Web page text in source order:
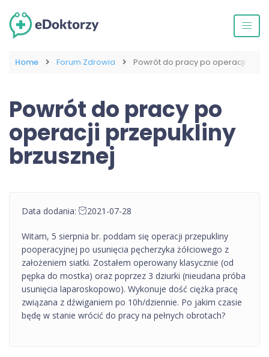
Home Forum Zdrowia Powrót do pracy po operacji
Powrót do pracy po
operacji przepukliny
brzusznej
Data dodania: 2021-07-28
Witam, 5 sierpnia br. poddam się operacji przepukliny
pooperacyjnej po usunięcia pęcherzyka żółciowego z
założeniem siatki. Zostałem operowany klasycznie (od
pępka do mostka) oraz poprzez 3 dziurki (nieudana próba
usunięcia laparoskopowo). Wykonuje dość ciężka pracę
związana z dźwiganiem po 10h/dziennie. Po jakim czasie
będę w stanie wrócić do pracy na pełnych obrotach?